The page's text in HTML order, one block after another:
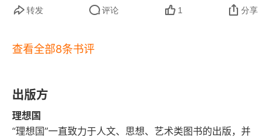
带来的还是苦难和贫困，但英国盎撒的固定套路是
尼人讲英语，子女在英美受教育，周末节日去新加
先是产油国（据说信奉伊斯兰的都有油），全国油
价补贴，棕榈油和丁香等香料，主要的镍、铝和锂
矿都有大量的存储，但财富都集中在上层权贵手
认识这个国家，或许能以某种主题，比如说宗教，
转发 评论 1 分享
查看全部8条书评
出版方
理想国
“理想国”一直致力于人文、思想、艺术类图书的出版，并